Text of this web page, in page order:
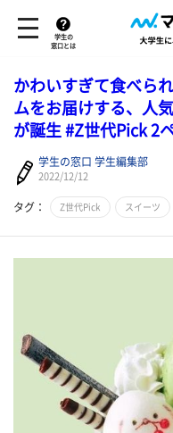
学生の
窓口とは
かわいすぎて食べら
ムをお届けする、人
が誕生 #Z世代Pick 2
学生の窓口 学生編集部
2022/12/12
タグ： Z世代Pick スイーツ